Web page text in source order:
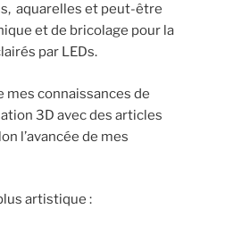
aquarelles et peut-être
et de bricolage pour la
par LEDs.
mes connaissances de
3D avec des articles
l’avancée de mes
artistique :